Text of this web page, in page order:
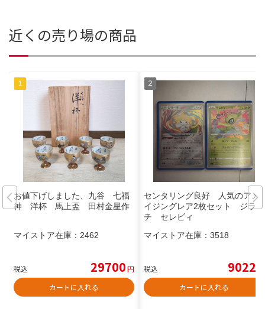
近くの売り場の商品
お値下げしました、九谷 七福
神 洋杯 馬上盃 田村金星作
マイストア在庫： 2462
税込 29700円
カートに入れる
センタリング良好 人気のアメ
イジングレア2枚セット ジラー
チ セレビィ
マイストア在庫： 3518
税込 9022
カートに入れる